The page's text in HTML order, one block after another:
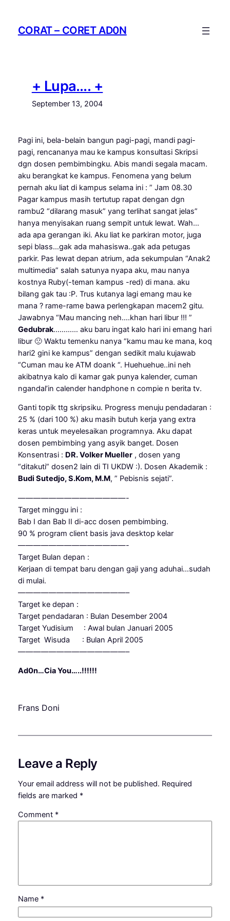
contentCORAT – CORET AD0N
+ Lupa…. +
September 13, 2004
Pagi ini, bela-belain bangun pagi-pagi, mandi pagi-
pagi, rencananya mau ke kampus konsultasi Skripsi
dgn dosen pembimbingku. Abis mandi segala macam.
aku berangkat ke kampus. Fenomena yang belum
pernah aku liat di kampus selama ini : ” Jam 08.30
Pagar kampus masih tertutup rapat dengan dgn
rambu2 “dilarang masuk” yang terlihat sangat jelas”
hanya menyisakan ruang sempit untuk lewat. Wah…
ada apa gerangan iki. Aku liat ke parkiran motor, juga
sepi blass…gak ada mahasiswa..gak ada petugas
parkir. Pas lewat depan atrium, ada sekumpulan “Anak2
multimedia” salah satunya nyapa aku, mau nanya
kostnya Ruby(-teman kampus -red) di mana. aku
bilang gak tau :P. Trus kutanya lagi emang mau ke
mana ? rame-rame bawa perlengkapan macem2 gitu.
Jawabnya “Mau mancing neh….khan hari libur !!! ”
Gedubrak………… aku baru ingat kalo hari ini emang hari
libur 🙁 Waktu temenku nanya “kamu mau ke mana, koq
hari2 gini ke kampus” dengan sedikit malu kujawab
“Cuman mau ke ATM doank “. Huehuehue..ini neh
akibatnya kalo di kamar gak punya kalender, cuman
ngandal’in calender handphone n compie n berita tv.
Ganti topik ttg skripsiku. Progress menuju pendadaran :
25 % (dari 100 %) aku masih butuh kerja yang extra
keras untuk meyelesaikan programnya. Aku dapat
dosen pembimbing yang asyik banget. Dosen
Konsentrasi : DR. Volker Mueller, dosen yang
“ditakuti” dosen2 lain di TI UKDW :). Dosen Akademik :
Budi Sutedjo, S.Kom, M.M, ” Pebisnis sejati”.
——————————————-
Target minggu ini :
Bab I dan Bab II di-acc dosen pembimbing.
90 % program client basis java desktop kelar
——————————————-
Target Bulan depan :
Kerjaan di tempat baru dengan gaji yang aduhai…sudah
di mulai.
——————————————–
Target ke depan :
Target pendadaran : Bulan Desember 2004
Target Yudisium : Awal bulan Januari 2005
Target Wisuda : Bulan April 2005
——————————————–
Ad0n…Cia You…..!!!!!!
Frans Doni
Leave a Reply
Your email address will not be published. Required
fields are marked *
Comment *
Name *